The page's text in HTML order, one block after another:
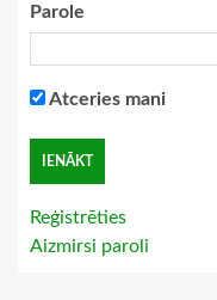
Parole
Atceries mani
Reģistrēties
Aizmirsi paroli